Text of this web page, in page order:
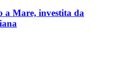
a Mare, investita da